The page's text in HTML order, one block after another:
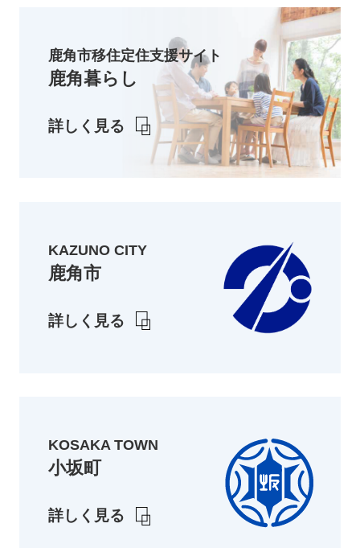
鹿角市移住定住支援サイト
鹿角暮らし
詳しく見る
KAZUNO CITY
鹿角市
詳しく見る
KOSAKA TOWN
小坂町
詳しく見る